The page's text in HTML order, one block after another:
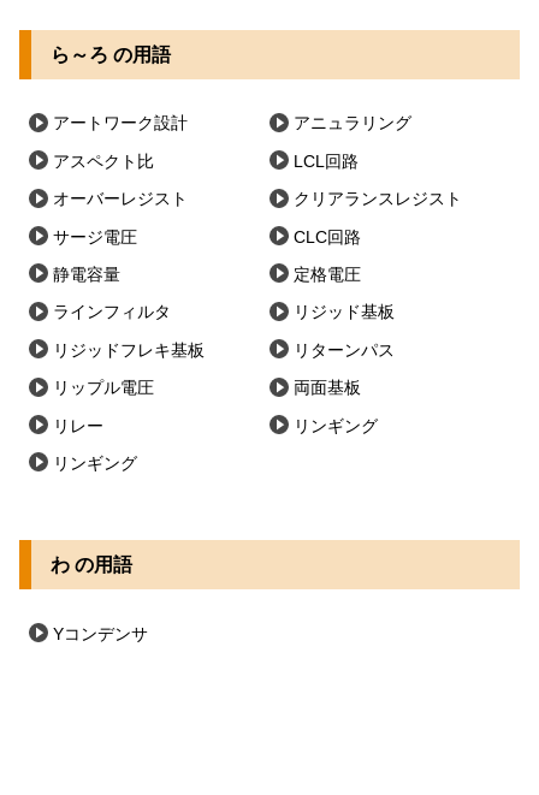
ら～ろ の用語
アートワーク設計 アニュラリング
アスペクト比 LCL回路
オーバーレジスト クリアランスレジスト
サージ電圧 CLC回路
静電容量 定格電圧
ラインフィルタ リジッド基板
リジッドフレキ基板 リターンパス
リップル電圧 両面基板
リレー リンギング
リンギング
わ の用語
Yコンデンサ